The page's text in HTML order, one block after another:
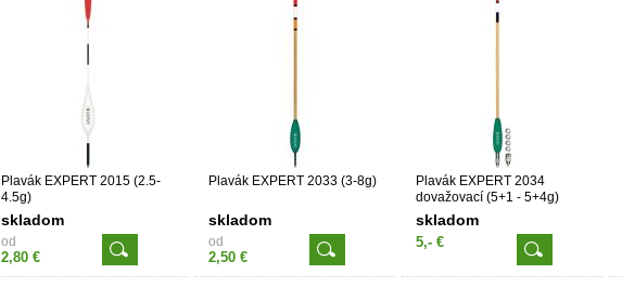
Plavák EXPERT 2015 (2.5-
4.5g)
skladom
od
2,80 €
Plavák EXPERT 2033 (3-8g)
skladom
od
2,50 €
Plavák EXPERT 2034
dovažovací (5+1 - 5+4g)
skladom
5,- €